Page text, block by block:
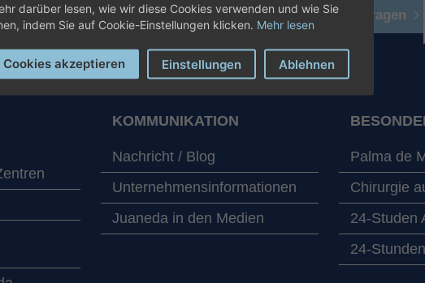
Termin online beantragen
KOMMUNIKATION
Nachricht / Blog
Unternehmensinformationen
Juaneda in den Medien
Palma de
Chirurgie
24-Studen
24-
darüber lesen, wie wir diese Cookies verwenden und wie Sie
indem Sie auf Cookie-Einstellungen klicken. Mehr lesen
Cookies akzeptieren Einstellungen Ablehnen